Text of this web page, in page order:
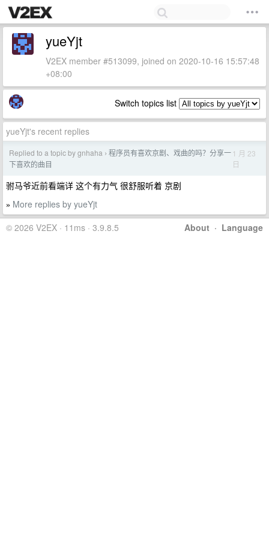
yueYjt
V2EX member #513099, joined on 2020-10-16 15:57:48
+08:00
Switch topics list
yueYjt's recent replies
Replied to a topic by gnhaha › 程序员有喜欢京剧、戏曲的吗？分享一
下喜欢的曲目
1 月 23
日
驸马爷近前看端详 这个有力气 很舒服听着 京剧
» More replies by yueYjt
About · Language
© 2026 V2EX · 11ms · 3.9.8.5